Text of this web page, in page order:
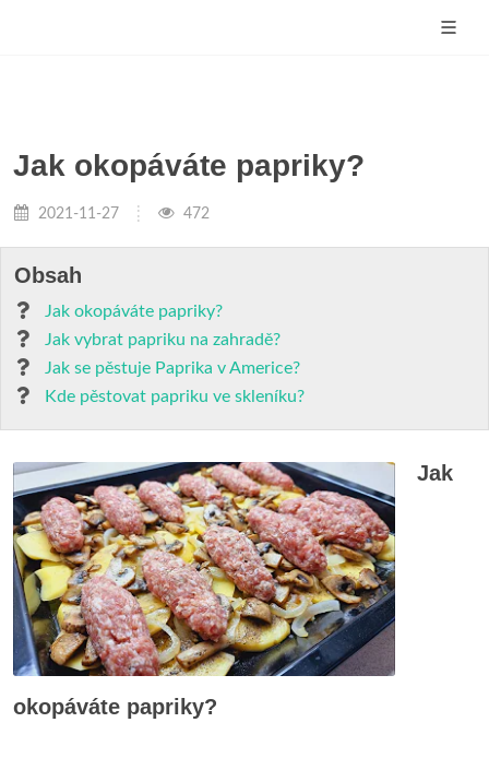
Jak okopáváte papriky?
2021-11-27 472
Obsah
Jak okopáváte papriky?
Jak vybrat papriku na zahradě?
Jak se pěstuje Paprika v Americe?
Kde pěstovat papriku ve skleníku?
Jak
okopáváte papriky?